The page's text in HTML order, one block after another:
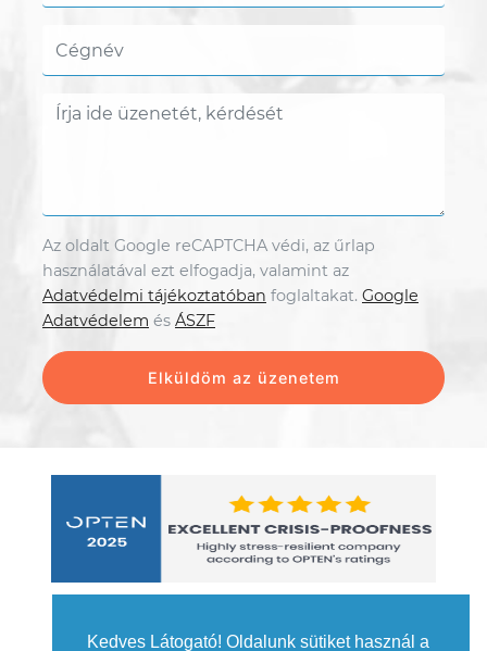
Az oldalt Google reCAPTCHA védi, az űrlap
használatával ezt elfogadja, valamint az
Adatvédelmi tájékoztatóban foglaltakat. Google
Adatvédelem és ÁSZF
Kedves Látogató! Oldalunk sütiket használ a